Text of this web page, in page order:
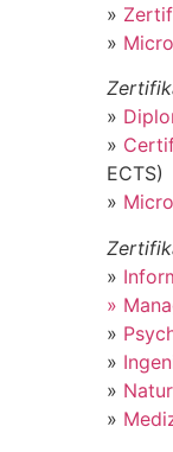
»
»
»
»
ECTS)
»
»
»
»
»
»
»